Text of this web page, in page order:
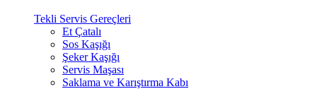
Tekli Servis Gereçleri
Et Çatalı
Sos Kaşığı
Şeker Kaşığı
Servis Maşası
Saklama ve Karıştırma Kabı